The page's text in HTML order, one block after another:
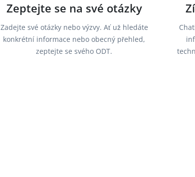
Zeptejte se na své otázky
Zadejte své otázky nebo výzvy. Ať už hledáte
konkrétní informace nebo obecný přehled,
zeptejte se svého ODT.